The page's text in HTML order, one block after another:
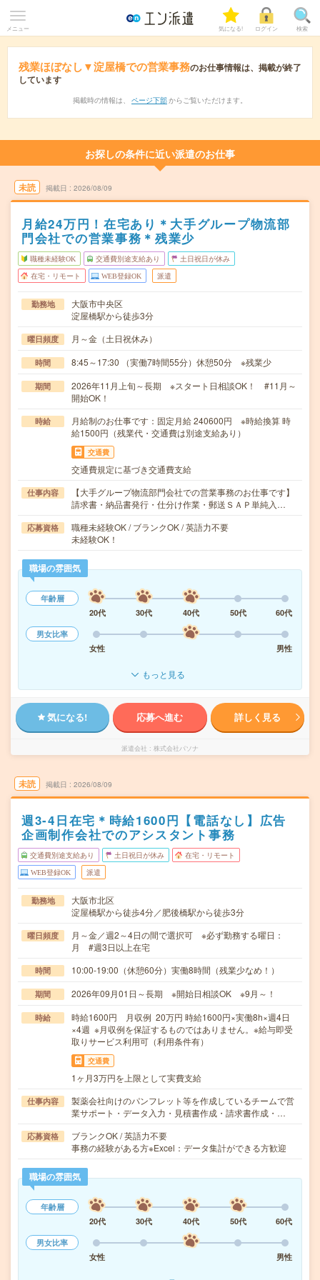
メニュー 気になる! ログイン 検索
残業ほぼなし▼淀屋橋での営業事務のお仕事情報は、掲載が終了
しています
掲載時の情報は、 ページ下部 からご覧いただけます。
お探しの条件に近い派遣のお仕事
未読 掲載日 2026/08/09
月給24万円！在宅あり＊大手グループ物流部
門会社での営業事務＊残業少
職種未経験OK 交通費別途支給あり 土日祝日が休み
在宅・リモート WEB登録OK 派遣
勤務地
大阪市中央区
淀屋橋駅から徒歩3分
曜日頻度 月～金（土日祝休み）
時間 8:45～17:30 （実働7時間55分）休憩50分 ※残業少
期間
2026年11月上旬～長期 ※スタート日相談OK！ #11月～
開始OK！
時給
月給制のお仕事です：固定月給 240600円 ※時給換算 時
給1500円（残業代・交通費は別途支給あり）
交通費
交通費規定に基づき交通費支給
仕事内容
【大手グループ物流部門会社での営業事務のお仕事です】
請求書・納品書発行・仕分け作業・郵送ＳＡＰ単純入…
応募資格
職種未経験OK / ブランクOK / 英語力不要
未経験OK！
職場の雰囲気
年齢層
20代
30代 40代 50代
60代
男女比率
女性
男性
もっと見る
気になる! 応募へ進む 詳しく見る
派遣会社 株式会社パソナ
未読 掲載日 2026/08/09
週3-4日在宅＊時給1600円【電話なし】広告
企画制作会社でのアシスタント事務
交通費別途支給あり 土日祝日が休み 在宅・リモート
WEB登録OK 派遣
勤務地
大阪市北区
淀屋橋駅から徒歩4分／肥後橋駅から徒歩3分
曜日頻度
月～金／週2～4日の間で選択可 ※必ず勤務する曜日：
月 #週3日以上在宅
時間 10:00-19:00（休憩60分）実働8時間（残業少なめ！）
期間 2026年09月01日～長期 ※開始日相談OK ※9月～！
時給
時給1600円 月収例 20万円 時給1600円×実働8h×週4日
×4週 ※月収例を保証するものではありません。※給与即受
取りサービス利用可（利用条件有）
交通費
1ヶ月3万円を上限として実費支給
仕事内容
製薬会社向けのパンフレット等を作成しているチームで営
業サポート・データ入力・見積書作成・請求書作成・…
応募資格
ブランクOK / 英語力不要
事務の経験がある方※Excel：データ集計ができる方歓迎
職場の雰囲気
年齢層
20代
30代 40代 50代
60代
男女比率
女性
男性